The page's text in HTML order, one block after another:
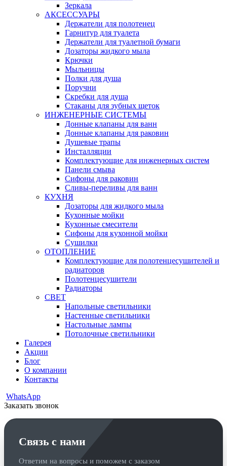
Зеркала
АКСЕССУАРЫ
Держатели для полотенец
Гарнитур для туалета
Держатели для туалетной бумаги
Дозаторы жидкого мыла
Крючки
Мыльницы
Полки для душа
Поручни
Скребки для душа
Стаканы для зубных щеток
ИНЖЕНЕРНЫЕ СИСТЕМЫ
Донные клапаны для ванн
Донные клапаны для раковин
Душевые трапы
Инсталляции
Комплектующие для инженерных систем
Панели смыва
Сифоны для раковин
Сливы-переливы для ванн
КУХНЯ
Дозаторы для жидкого мыла
Кухонные мойки
Кухонные смесители
Сифоны для кухонной мойки
Сушилки
ОТОПЛЕНИЕ
Комплектующие для полотенцесушителей и
радиаторов
Полотенцесушители
Радиаторы
СВЕТ
Напольные светильники
Настенные светильники
Настольные лампы
Потолочные светильники
Галерея
Акции
Блог
О компании
Контакты
WhatsApp
Заказать звонок
Связь с нами
Ответим на вопросы и поможем с заказом